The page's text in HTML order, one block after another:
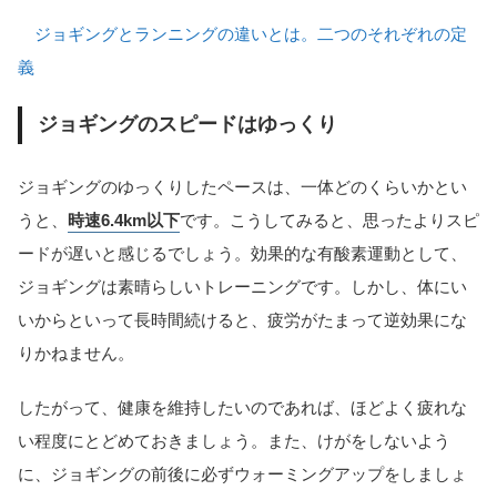
ジョギングとランニングの違いとは。二つのそれぞれの定
義
ジョギングのスピードはゆっくり
ジョギングのゆっくりしたペースは、一体どのくらいかとい
うと、 時速6.4km以下です。こうしてみると、思ったよりスピ
ードが遅いと感じるでしょう。効果的な有酸素運動として、
ジョギングは素晴らしいトレーニングです。しかし、体にい
いからといって長時間続けると、疲労がたまって逆効果にな
りかねません。
したがって、健康を維持したいのであれば、ほどよく疲れな
い程度にとどめておきましょう。また、けがをしないよう
に、ジョギングの前後に必ずウォーミングアップをしましょ